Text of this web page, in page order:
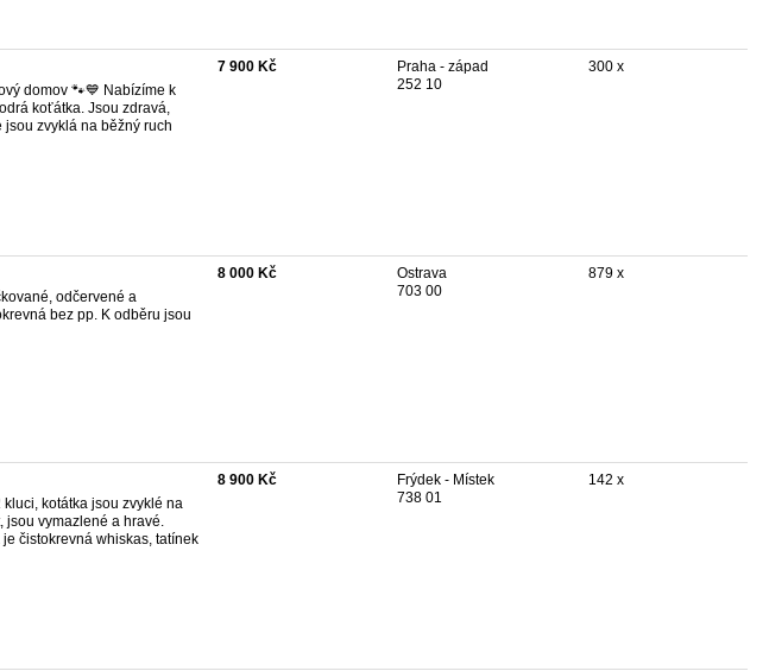
domov 🐾💙 Nabízíme k
koťátka. Jsou zdravá,
zvyklá na běžný ruch
7 900 Kč
Praha - západ
252 10
300 x
odčervené a
bez pp. K odběru jsou
8 000 Kč
Ostrava
703 00
879 x
kotátka jsou zvyklé na
jsou vymazlené a hravé.
čistokrevná whiskas, tatínek
8 900 Kč
Frýdek - Místek
738 01
142 x